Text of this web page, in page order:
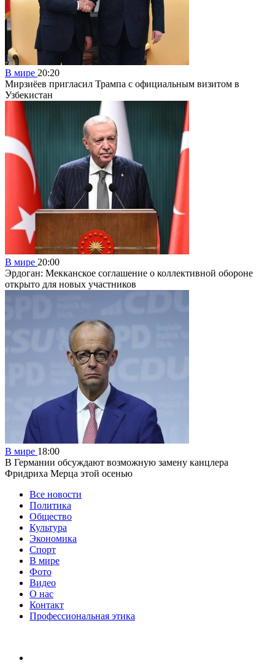
В мире 20:20
Мирзиёев пригласил Трампа с официальным визитом в
Узбекистан
В мире 20:00
Эрдоган: Мекканское соглашение о коллективной обороне
открыто для новых участников
В мире 18:00
В Германии обсуждают возможную замену канцлера
Фридриха Мерца этой осенью
Все новости
Политика
Общество
Культура
Экономика
Спорт
В мире
Фото
Видео
О нас
Контакт
Профессиональная этика